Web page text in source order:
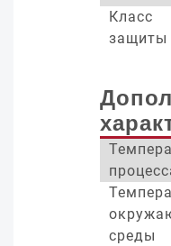
Класс
защиты
среды